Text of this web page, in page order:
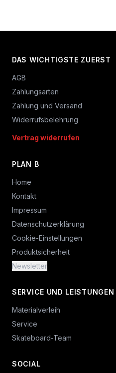
DAS WICHTIGSTE ZUERST
AGB
Zahlungsarten
Zahlung und Versand
Widerrufsbelehrung
Vertrag widerrufen
PLAN B
Home
Kontakt
Impressum
Datenschutzerklärung
Cookie-Einstellungen
Produktsicherheit
Newsletter
SERVICE UND LEISTUNGEN
Materialverleih
Service
Skateboard-Team
SOCIAL